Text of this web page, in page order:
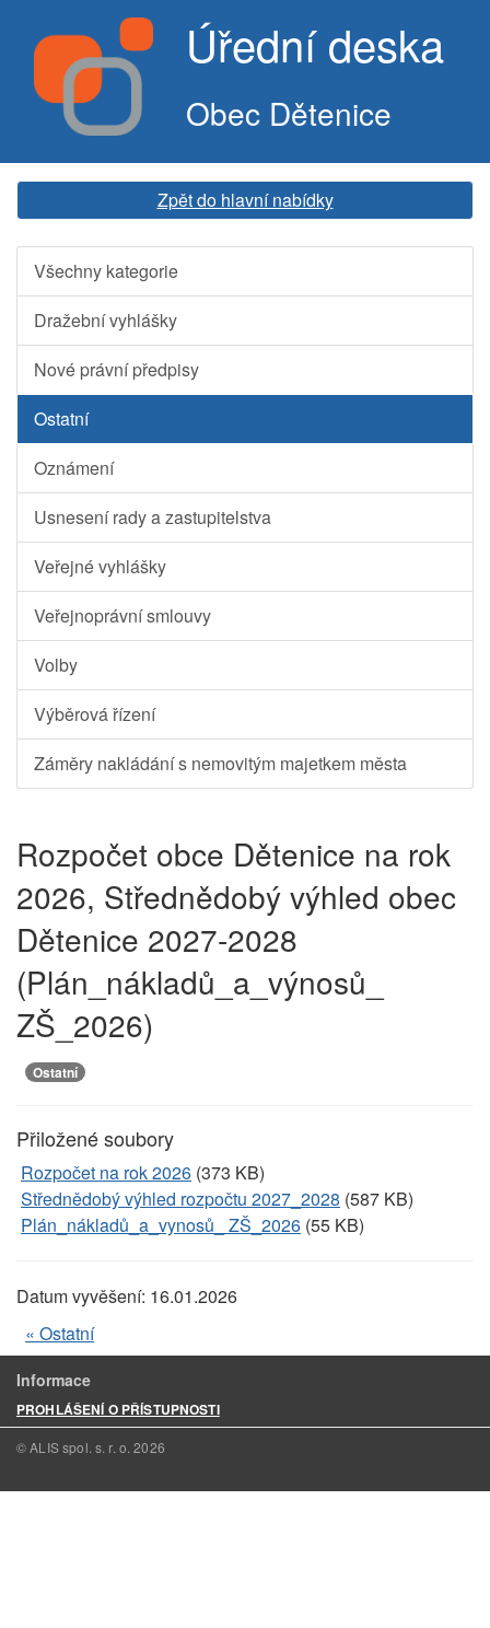
Úřední deska
Obec Dětenice
Zpět do hlavní nabídky
Všechny kategorie
Dražební vyhlášky
Nové právní předpisy
Ostatní
Oznámení
Usnesení rady a zastupitelstva
Veřejné vyhlášky
Veřejnoprávní smlouvy
Volby
Výběrová řízení
Záměry nakládání s nemovitým majetkem města
Rozpočet obce Dětenice na rok
2026, Střednědobý výhled obec
Dětenice 2027-2028
(Plán_nákladů_a_výnosů_
ZŠ_2026)
Ostatní
Přiložené soubory
Rozpočet na rok 2026 (373 KB)
Střednědobý výhled rozpočtu 2027_2028 (587 KB)
Plán_nákladů_a_vynosů_ ZŠ_2026 (55 KB)
Datum vyvěšení: 16.01.2026
« Ostatní
Informace
PROHLÁŠENÍ O PŘÍSTUPNOSTI
© ALIS spol. s. r. o.2026